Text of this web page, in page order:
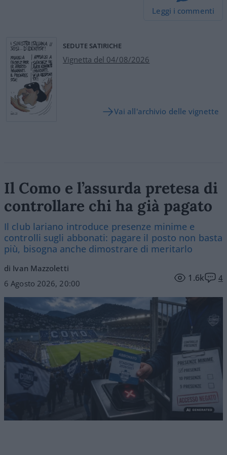
Leggi i commenti
SEDUTE SATIRICHE
Vignetta del 04/08/2026
Vai all'archivio delle vignette
Il Como e l’assurda pretesa di
controllare chi ha già pagato
Il club lariano introduce presenze minime e
controlli sugli abbonati: pagare il posto non basta
più, bisogna anche dimostrare di meritarlo
di Ivan Mazzoletti
6 Agosto 2026, 20:00
1.6k 4